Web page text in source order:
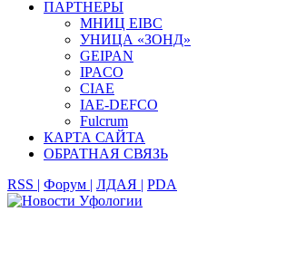
ПАРТНЕРЫ
МНИЦ EIBC
УНИЦА «ЗОНД»
GEIPAN
IPACO
CIAE
IAE-DEFCO
Fulcrum
КАРТА САЙТА
ОБРАТНАЯ СВЯЗЬ
RSS | Форум | ЛДАЯ | PDA